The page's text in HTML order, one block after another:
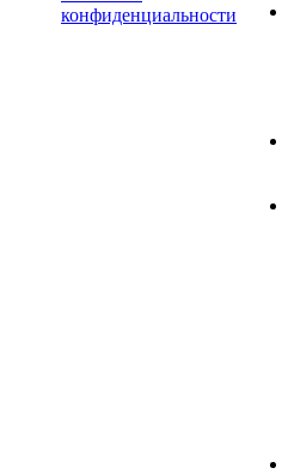
конфиденциальности